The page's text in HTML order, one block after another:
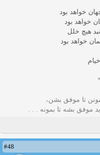
خواهد بود
خواهد بود
هیچ خلل
خواهد بود
تا موفق بشن،
موفق بشه تا بمونه . . .
#48